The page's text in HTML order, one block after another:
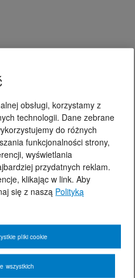
obsługi, korzystamy z
technologii. Dane zebrane
do różnych
funkcjonalności strony,
wyświetlania
przydatnych reklam.
klikając w link. Aby
się z naszą Polityką
wszystkich
pliki cookie